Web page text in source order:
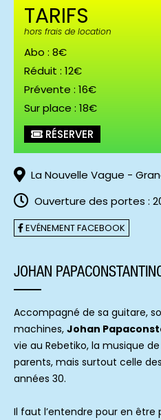
TARIFS
hors frais de location
Abo : 8€
Réduit : 12€
Prévente : 16€
Sur place : 18€
RÉSERVER
La Nouvelle Vague -
Ouverture des portes :
EVÉNEMENT FACEBOOK
JOHAN
Accompagné de sa guitare,
machines, Johan
vie au Rebetiko, la musique
parents, mais surtout celle
années 30.
Il faut l’entendre pour en être